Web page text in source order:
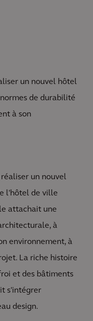
un nouvel hôtel
de durabilité
à son
un nouvel
l'hôtel de ville
attachait une
à
environnement, à
La riche histoire
et des bâtiments
s'intégrer
design.